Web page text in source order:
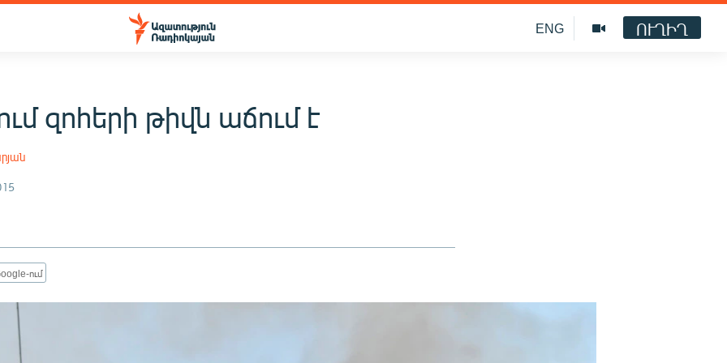
ENG ՈՒՂԻՂ
զոհերի թիվն աճում է
ում